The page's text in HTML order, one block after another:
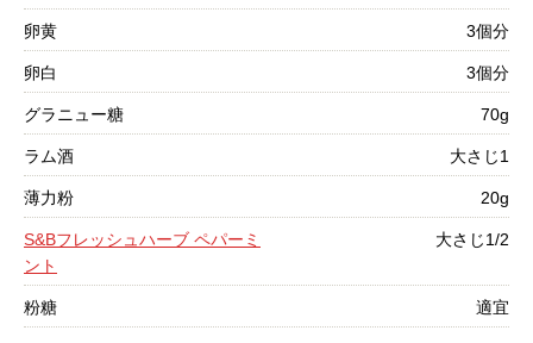
卵黄 3個分
卵白 3個分
グラニュー糖 70g
ラム酒 大さじ1
薄力粉 20g
S&Bフレッシュハーブ ペパーミ
ント
大さじ1/2
粉糖 適宜